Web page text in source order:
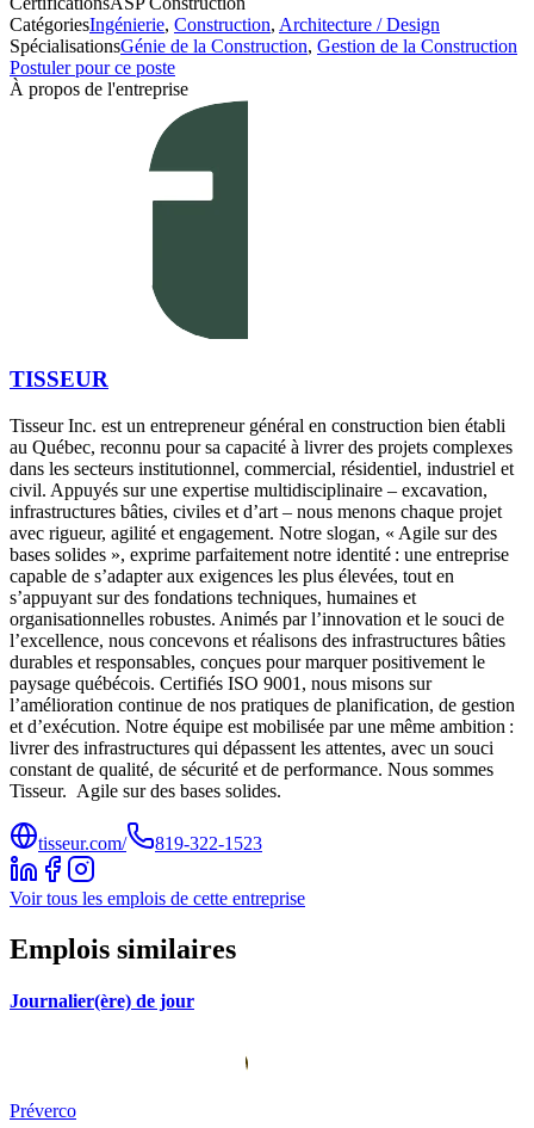
CatégoriesIngénierie, Construction, Architecture / Design
SpécialisationsGénie de la Construction, Gestion de la Construction
Postuler pour ce poste
À propos de l'entreprise
TISSEUR
Tisseur Inc. est un entrepreneur général en construction bien établi
au Québec, reconnu pour sa capacité à livrer des projets complexes
dans les secteurs institutionnel, commercial, résidentiel, industriel et
civil. Appuyés sur une expertise multidisciplinaire – excavation,
infrastructures bâties, civiles et d’art – nous menons chaque projet
avec rigueur, agilité et engagement. Notre slogan, « Agile sur des
bases solides », exprime parfaitement notre identité : une entreprise
capable de s’adapter aux exigences les plus élevées, tout en
s’appuyant sur des fondations techniques, humaines et
organisationnelles robustes. Animés par l’innovation et le souci de
l’excellence, nous concevons et réalisons des infrastructures bâties
durables et responsables, conçues pour marquer positivement le
paysage québécois. Certifiés ISO 9001, nous misons sur
l’amélioration continue de nos pratiques de planification, de gestion
et d’exécution. Notre équipe est mobilisée par une même ambition :
livrer des infrastructures qui dépassent les attentes, avec un souci
constant de qualité, de sécurité et de performance. Nous sommes
Tisseur. Agile sur des bases solides.
tisseur.com/ 819-322-1523
Voir tous les emplois de cette entreprise
Emplois similaires
Journalier(ère) de jour
Préverco